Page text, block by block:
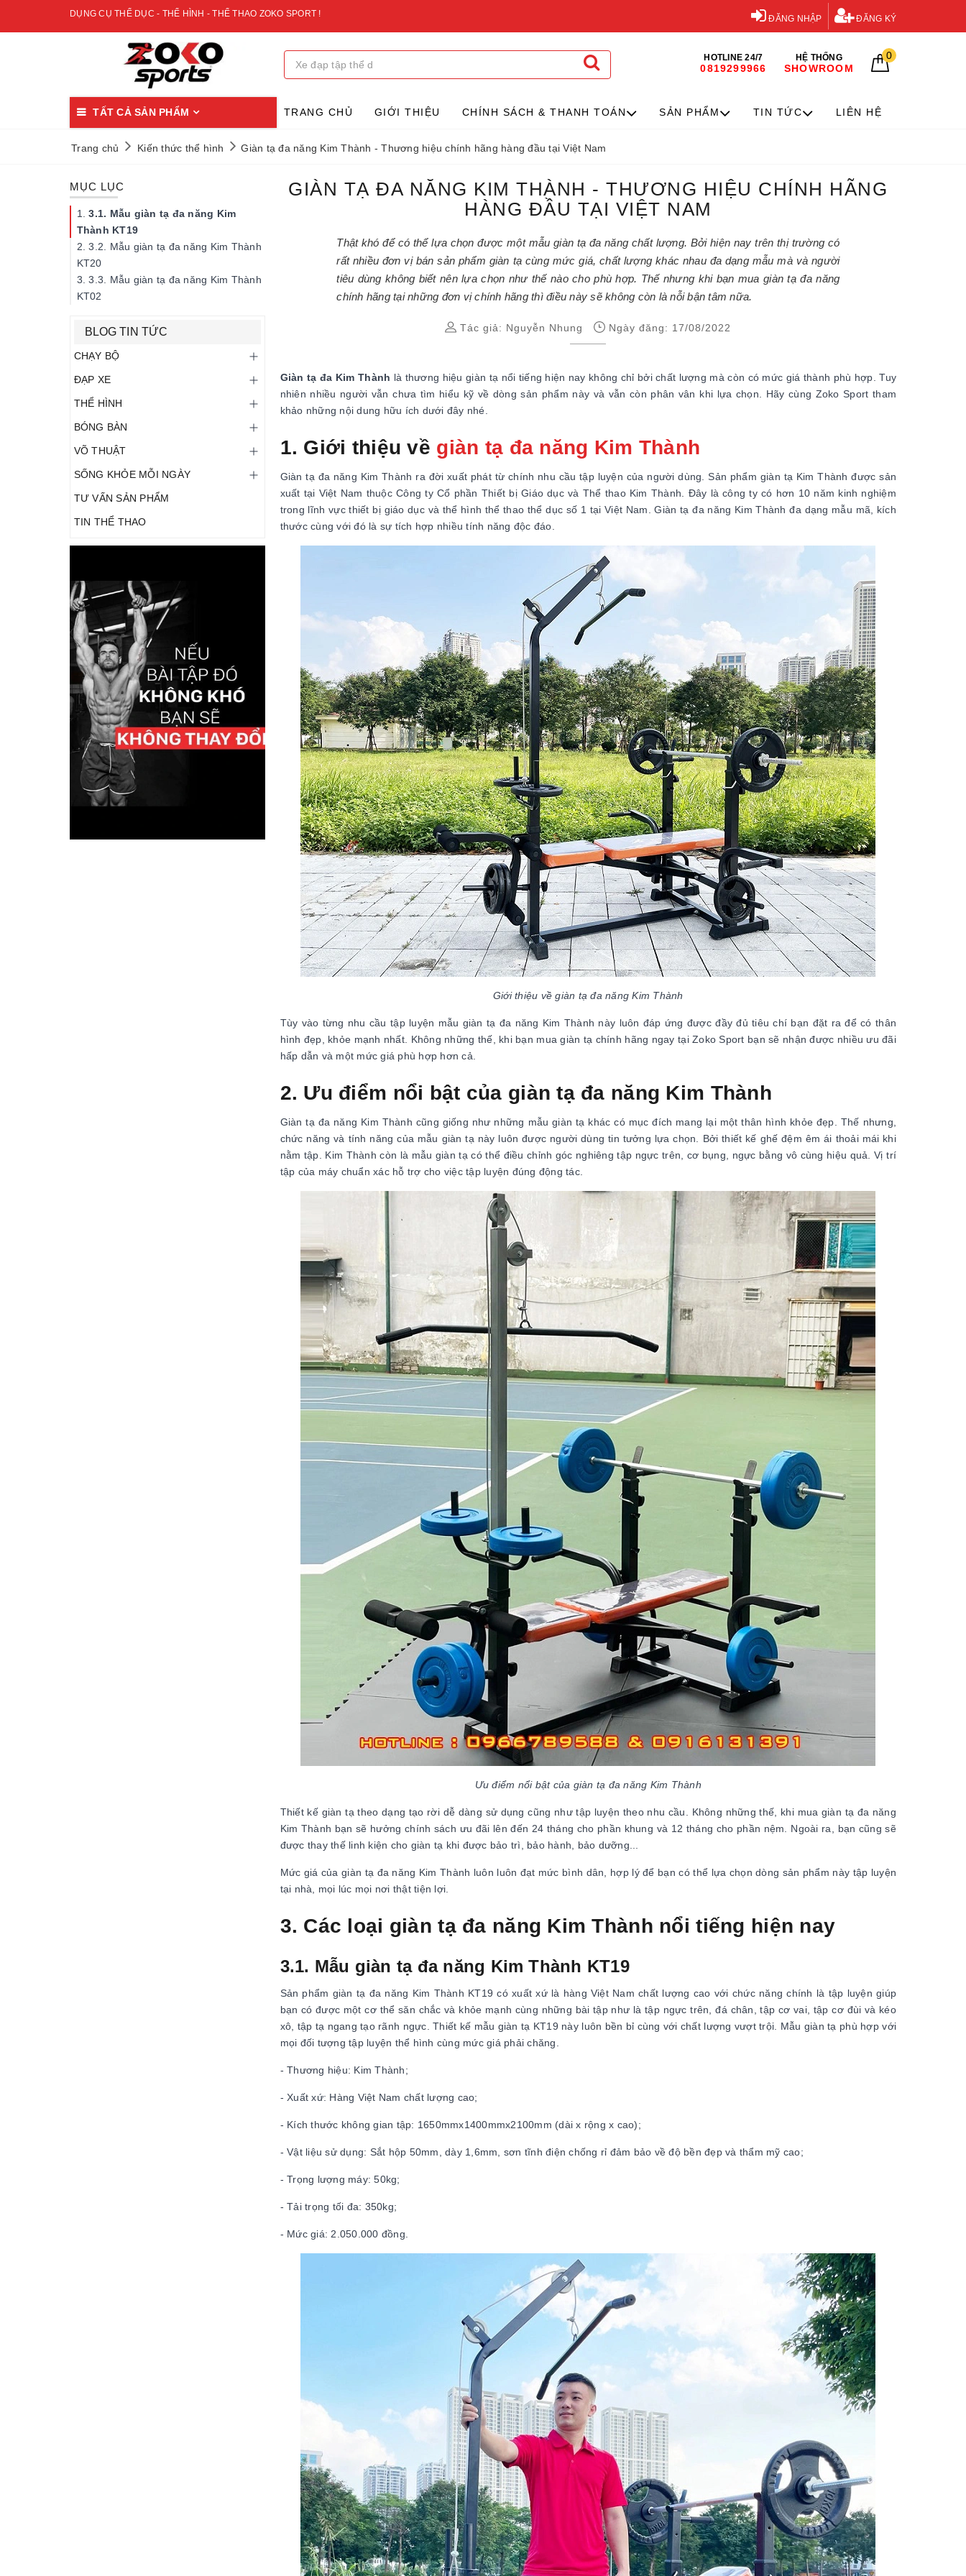
DỤNG CỤ THỂ DỤC - THỂ HÌNH - THỂ THAO ZOKO SPORT ! ĐĂNG NHẬP ĐĂNG KÝ
HOTLINE 24/7
0819299966
HỆ THỐNG
SHOWROOM
0
TẤT CẢ SẢN PHẨM TRANG CHỦ GIỚI THIỆU CHÍNH SÁCH & THANH TOÁN SẢN PHẨM TIN TỨC LIÊN HỆ
Trang chủ Kiến thức thể hình Giàn tạ đa năng Kim Thành - Thương hiệu chính hãng hàng đầu tại Việt Nam
GIÀN TẠ ĐA NĂNG KIM THÀNH - THƯƠNG HIỆU CHÍNH HÃNG
HÀNG ĐẦU TẠI VIỆT NAM
Thật khó để có thể lựa chọn được một mẫu giàn tạ đa năng chất lượng. Bởi hiện nay trên thị trường có
rất nhiều đơn vị bán sản phẩm giàn tạ cùng mức giá, chất lượng khác nhau đa dạng mẫu mà và người
tiêu dùng không biết nên lựa chọn như thế nào cho phù hợp. Thế nhưng khi bạn mua giàn tạ đa năng
chính hãng tại những đơn vị chính hãng thì điều này sẽ không còn là nỗi bận tâm nữa.
Tác giả: Nguyễn Nhung Ngày đăng: 17/08/2022
Giàn tạ đa Kim Thành là thương hiệu giàn tạ nổi tiếng hiện nay không chỉ bởi chất lượng mà còn có mức giá thành phù hợp. Tuy
nhiên nhiều người vẫn chưa tìm hiểu kỹ về dòng sản phẩm này và vẫn còn phân vân khi lựa chọn. Hãy cùng Zoko Sport tham
khảo những nội dung hữu ích dưới đây nhé.
1. Giới thiệu về giàn tạ đa năng Kim Thành
Giàn tạ đa năng Kim Thành ra đời xuất phát từ chính nhu cầu tập luyện của người dùng. Sản phẩm giàn tạ Kim Thành được sản
xuất tại Việt Nam thuộc Công ty Cổ phần Thiết bị Giáo dục và Thể thao Kim Thành. Đây là công ty có hơn 10 năm kinh nghiệm
trong lĩnh vực thiết bị giáo dục và thể hình thể thao thể dục số 1 tại Việt Nam. Giàn tạ đa năng Kim Thành đa dạng mẫu mã, kích
thước cùng với đó là sự tích hợp nhiều tính năng độc đáo.
Giới thiệu về giàn tạ đa năng Kim Thành
Tùy vào từng nhu cầu tập luyện mẫu giàn tạ đa năng Kim Thành này luôn đáp ứng được đầy đủ tiêu chí bạn đặt ra để có thân
hình đẹp, khỏe mạnh nhất. Không những thế, khi bạn mua giàn tạ chính hãng ngay tại Zoko Sport bạn sẽ nhận được nhiều ưu đãi
hấp dẫn và một mức giá phù hợp hơn cả.
2. Ưu điểm nổi bật của giàn tạ đa năng Kim Thành
Giàn tạ đa năng Kim Thành cũng giống như những mẫu giàn tạ khác có mục đích mang lại một thân hình khỏe đẹp. Thế nhưng,
chức năng và tính năng của mẫu giàn tạ này luôn được người dùng tin tưởng lựa chọn. Bởi thiết kế ghế đệm êm ái thoải mái khi
nằm tập. Kim Thành còn là mẫu giàn tạ có thể điều chỉnh góc nghiêng tập ngực trên, cơ bụng, ngực bằng vô cùng hiệu quả. Vị trí
tập của máy chuẩn xác hỗ trợ cho việc tập luyện đúng động tác.
Ưu điểm nổi bật của giàn tạ đa năng Kim Thành
Thiết kế giàn tạ theo dạng tạo rời dễ dàng sử dụng cũng như tập luyện theo nhu cầu. Không những thế, khi mua giàn tạ đa năng
Kim Thành bạn sẽ hưởng chính sách ưu đãi lên đến 24 tháng cho phần khung và 12 tháng cho phần nệm. Ngoài ra, bạn cũng sẽ
được thay thế linh kiện cho giàn tạ khi được bảo trì, bảo hành, bảo dưỡng...
Mức giá của giàn tạ đa năng Kim Thành luôn luôn đạt mức bình dân, hợp lý để bạn có thể lựa chọn dòng sản phẩm này tập luyện
tại nhà, mọi lúc mọi nơi thật tiện lợi.
3. Các loại giàn tạ đa năng Kim Thành nổi tiếng hiện nay
3.1. Mẫu giàn tạ đa năng Kim Thành KT19
Sản phẩm giàn tạ đa năng Kim Thành KT19 có xuất xứ là hàng Việt Nam chất lượng cao với chức năng chính là tập luyện giúp
bạn có được một cơ thể săn chắc và khỏe mạnh cùng những bài tập như là tập ngực trên, đá chân, tập cơ vai, tập cơ đùi và kéo
xô, tập tạ ngang tạo rãnh ngực. Thiết kế mẫu giàn tạ KT19 này luôn bền bỉ cùng với chất lượng vượt trội. Mẫu giàn tạ phù hợp với
mọi đối tượng tập luyện thể hình cùng mức giá phải chăng.
- Thương hiệu: Kim Thành;
- Xuất xứ: Hàng Việt Nam chất lượng cao;
- Kích thước không gian tập: 1650mmx1400mmx2100mm (dài x rộng x cao);
- Vật liệu sử dụng: Sắt hộp 50mm, dày 1,6mm, sơn tĩnh điện chống rỉ đảm bảo về độ bền đẹp và thẩm mỹ cao;
- Trọng lượng máy: 50kg;
- Tải trọng tối đa: 350kg;
- Mức giá: 2.050.000 đồng.
MỤC LỤC
3.1. Mẫu giàn tạ đa năng Kim
Thành KT19
3.2. Mẫu giàn tạ đa năng Kim Thành
KT20
3.3. Mẫu giàn tạ đa năng Kim Thành
KT02
BLOG TIN TỨC
CHẠY BỘ
ĐẠP XE
THỂ HÌNH
BÓNG BÀN
VÕ THUẬT
SỐNG KHỎE MỖI NGÀY
TƯ VẤN SẢN PHẨM
TIN THỂ THAO